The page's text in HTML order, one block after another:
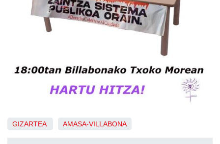
GIZARTEA AMASA-VILLABONA